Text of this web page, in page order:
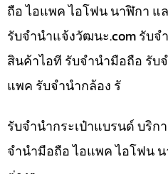
ถือ ไอแพค ไอโฟน นาฬิกา แ
รับจํานําแจ้งวัฒนะ.com รับจ
สินค้าไอที รับจำนำมือถือ รับ
แพค รับจำนำกล้อง รั
รับจำนำกระเป๋าแบรนด์ บริก
จำนำมือถือ ไอแพค ไอโฟน